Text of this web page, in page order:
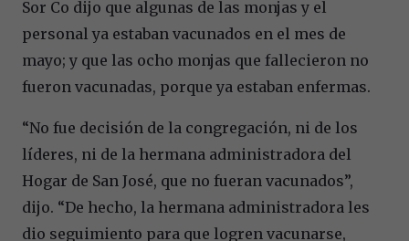
Sor Co dijo que algunas de las monjas y el
personal ya estaban vacunados en el mes de
mayo; y que las ocho monjas que fallecieron no
fueron vacunadas, porque ya estaban enfermas.
“No fue decisión de la congregación, ni de los
líderes, ni de la hermana administradora del
Hogar de San José, que no fueran vacunados”,
dijo. “De hecho, la hermana administradora les
dio seguimiento para que logren vacunarse,